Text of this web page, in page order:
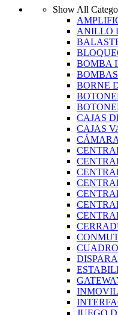
Show All
ANILLO
BOMBA
BORNE
CAJAS
CAJAS
JUEGO